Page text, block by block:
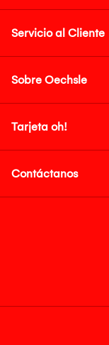
Servicio al Cliente
Sobre Oechsle
Tarjeta oh!
Contáctanos